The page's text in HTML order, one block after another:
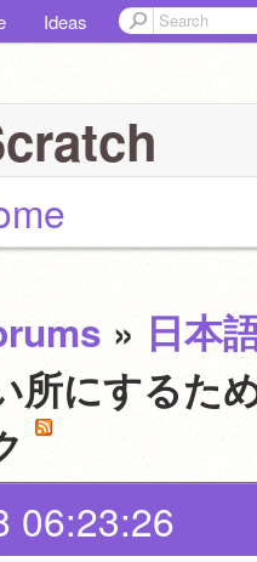
Ideas
» 日本
所にするた
06:23:26